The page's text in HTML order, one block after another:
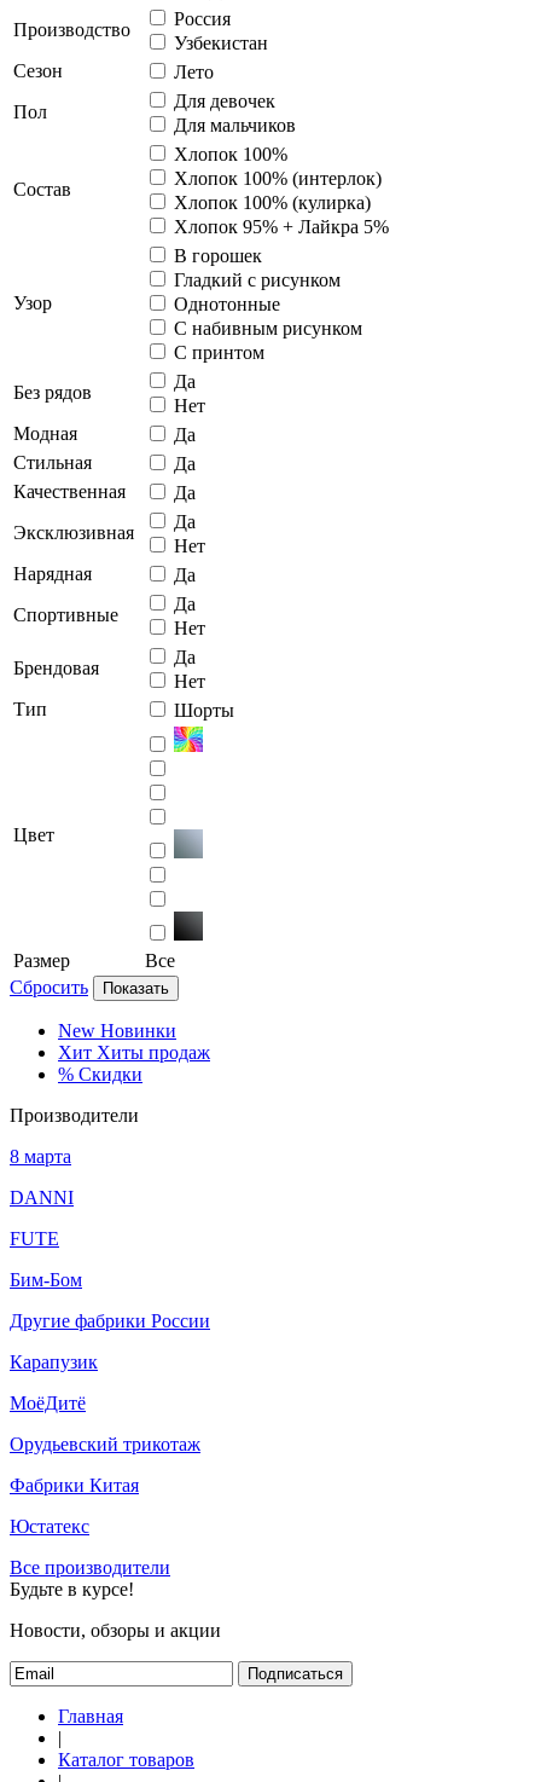
Производство
Россия
Узбекистан
Сезон
Лето
Пол
Для девочек
Для мальчиков
Состав
Хлопок 100%
Хлопок 100% (интерлок)
Хлопок 100% (кулирка)
Хлопок 95% + Лайкра 5%
Узор
В горошек
Гладкий с рисунком
Однотонные
С набивным рисунком
С принтом
Без рядов
Да
Нет
Модная
Да
Стильная
Да
Качественная
Да
Эксклюзивная
Да
Нет
Нарядная
Да
Спортивные
Да
Нет
Брендовая
Да
Нет
Тип
Шорты
Цвет
Размер
Все
Сбросить
Показать
New Новинки
Хит Хиты продаж
% Скидки
Производители
8 марта
DANNI
FUTE
Бим-Бом
Другие фабрики России
Карапузик
МоёДитё
Орудьевский трикотаж
Фабрики Китая
Юстатекс
Все производители
Будьте в курсе!
Новости, обзоры и акции
Подписаться
Главная
|
Каталог товаров